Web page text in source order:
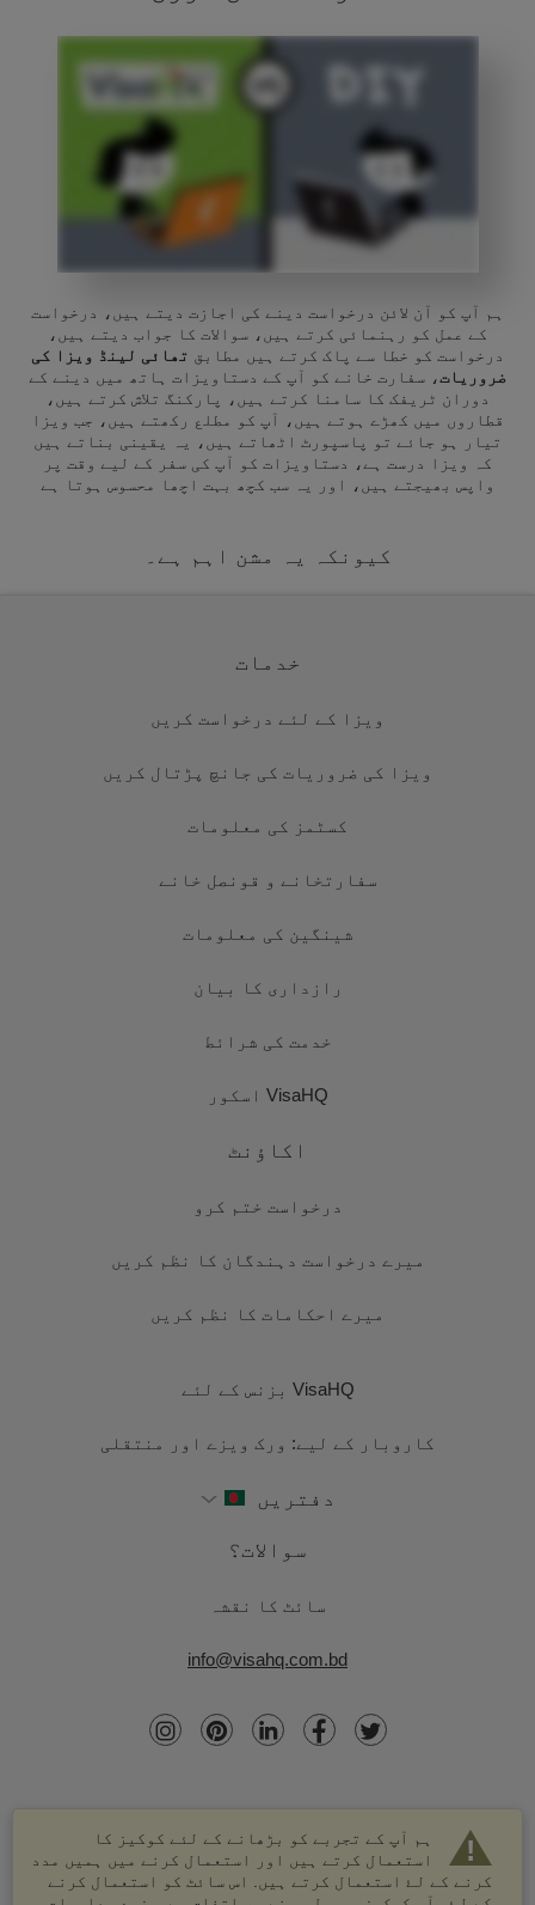
ہم آپ کو آن لائن درخواست دینے کی اجازت دیتے ہیں، درخواست
کے عمل کو رہنمائی کرتے ہیں، سوالات کا جواب دیتے ہیں،
درخواست کو خطا سے پاک کرتے ہیں مطابق تھائی لینڈ ویزا کی
ضروریات، سفارت خانے کو آپ کے دستاویزات ہاتھ میں دینے کے
دوران ٹریفک کا سامنا کرتے ہیں، پارکنگ تلاش کرتے ہیں،
قطاروں میں کھڑے ہوتے ہیں، آپ کو مطلع رکھتے ہیں، جب ویزا
تیار ہو جائے تو پاسپورٹ اٹھاتے ہیں، یہ یقینی بناتے ہیں
کہ ویزا درست ہے، دستاویزات کو آپ کی سفر کے لیے وقت پر
واپس بھیجتے ہیں، اور یہ سب کچھ بہت اچھا محسوس ہوتا ہے
کیونکہ یہ مشن اہم ہے۔
ہم آپ کے تجربے کو بڑھانے کے لئے کوکیز کا
استعمال کرتے ہیں اور استعمال کرنے میں ہمیں مدد
کرنے کے لۓ استعمال کرتے ہیں. اس سائٹ کو استعمال کرنے
خدمات
ویزا کے لئے درخواست کریں
ویزا کی ضروریات کی جانچ پڑتال کریں
کسٹمز کی معلومات
سفارتخانے و قونصل خانے
شینگین کی معلومات
رازداری کا بیان
خدمت کی شرائط
VisaHQ اسکور
اکاؤنٹ
درخواست ختم کرو
میرے درخواست دہندگان کا نظم کریں
میرے احکامات کا نظم کریں
VisaHQ بزنس کے لئے
کاروبار کے لیے: ورک ویزے اور منتقلی
دفتریں
سوالات؟
سائٹ کا نقشہ
info@visahq.com.bd